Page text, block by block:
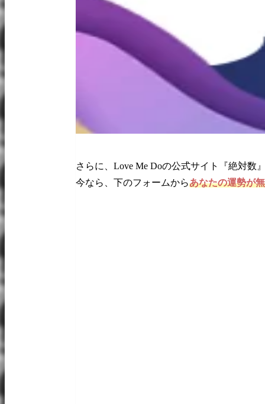
さらに、Love Me Doの公式サイト『絶対数
今なら、下のフォームからあなたの運勢が